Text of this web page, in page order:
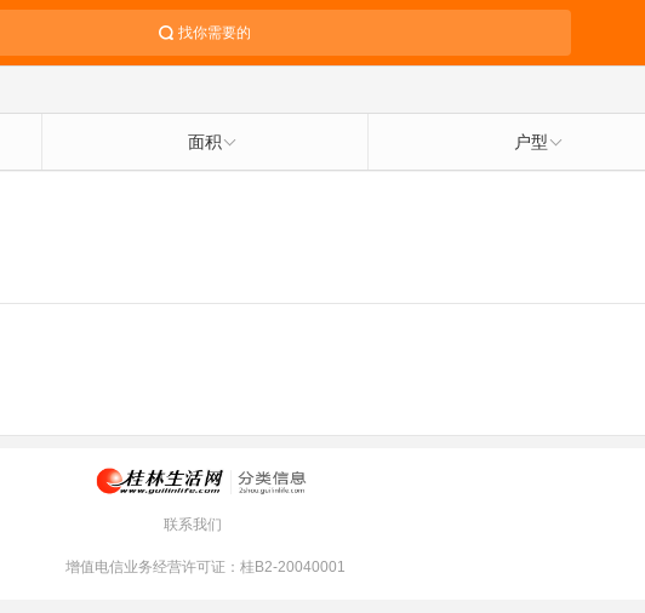
找你需要的
面积 户型
联系我们
增值电信业务经营许可证：桂B2-20040001